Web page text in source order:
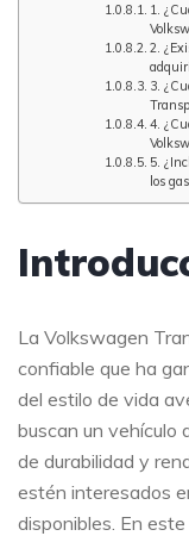
1.
2.
3.
4.
5.
los
La Volkswagen
confiable que ha
del estilo de vida
buscan un vehículo
de durabilidad y
estén interesados
disponibles. En